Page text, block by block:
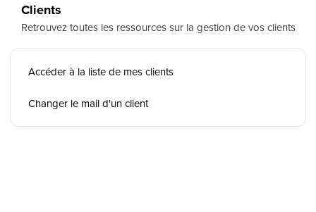
Clients
Retrouvez toutes les ressources sur la gestion de vos clients
Accéder à la liste de mes clients
Changer le mail d'un client